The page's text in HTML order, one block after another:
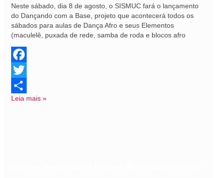
Neste sábado, dia 8 de agosto, o SISMUC fará o lançamento
do Dançando com a Base, projeto que acontecerá todos os
sábados para aulas de Dança Afro e seus Elementos
(maculelê, puxada de rede, samba de roda e blocos afro
Facebook
Twitter
Share
Leia mais »